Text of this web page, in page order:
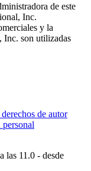
de este
Inc.
y la
Inc. son utilizadas
de autor
11.0 - desde